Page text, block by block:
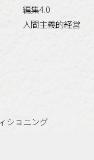
編集4.0
人間主義的経営
ショニング